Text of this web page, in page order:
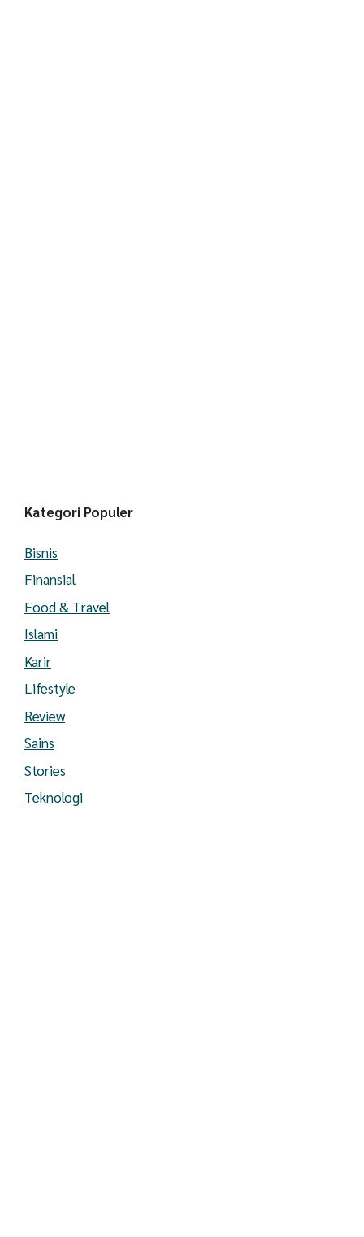
Kategori Populer
Bisnis
Finansial
Food & Travel
Islami
Karir
Lifestyle
Review
Sains
Stories
Teknologi